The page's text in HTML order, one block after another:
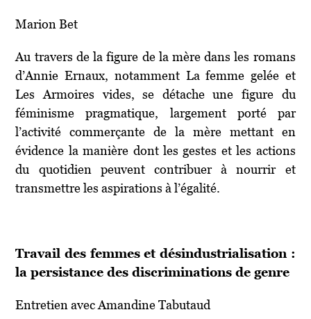
Marion Bet
Au travers de la figure de la mère dans les romans
d’Annie Ernaux, notamment La femme gelée et
Les Armoires vides, se détache une figure du
féminisme pragmatique, largement porté par
l’activité commerçante de la mère mettant en
évidence la manière dont les gestes et les actions
du quotidien peuvent contribuer à nourrir et
transmettre les aspirations à l’égalité.
Travail des femmes et désindustrialisation :
la persistance des discriminations de genre
Entretien avec Amandine Tabutaud